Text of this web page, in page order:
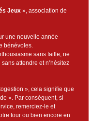
Jeux », association de
une nouvelle année
bénévoles.
sans faille, ne
attendre et n’hésitez
», cela signifie que
». Par conséquent, si
remerciez-le et
tour ou bien encore en